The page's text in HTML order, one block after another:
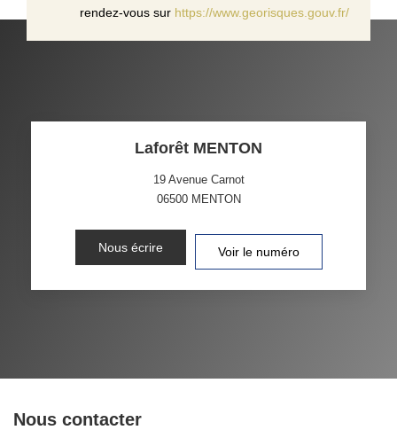
rendez-vous sur https://www.georisques.gouv.fr/
Laforêt MENTON
19 Avenue Carnot
06500 MENTON
Nous écrire Voir le numéro
Nous contacter